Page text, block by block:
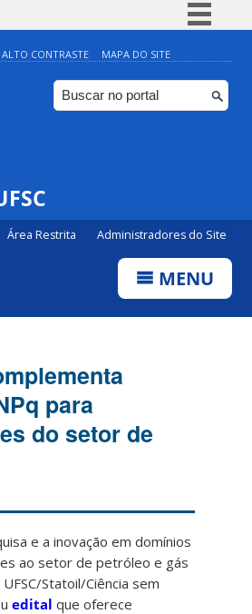
Simplifique!
Comunica BR
Participe
ALTO CONTRASTE MAPA DO SITE
Área Restrita Administradores do Site
MENU
para
do setor de
e a inovação em domínios
ao setor de petróleo e gás
Statoil/Ciência sem
edital que oferece